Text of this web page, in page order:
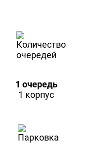
1 очередь
1 корпус